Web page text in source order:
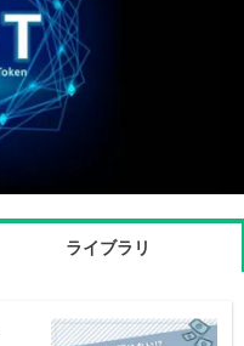
ライブラリ